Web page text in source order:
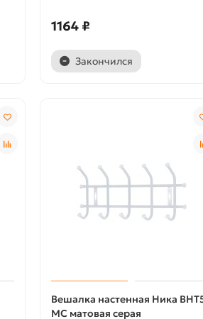
1164 ₽
Закончился
Вешалка настенная Ника
МС матовая серая